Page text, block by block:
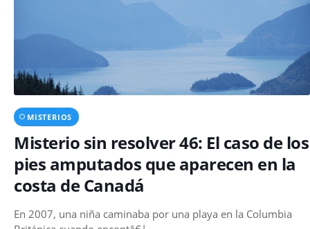
MISTERIOS
Misterio sin resolver 46: El caso de los
pies amputados que aparecen en la
costa de Canadá
En 2007, una niña caminaba por una playa en la Columbia